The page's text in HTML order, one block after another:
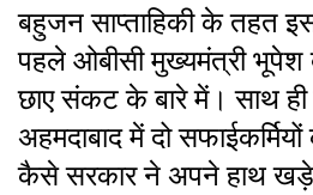
बहुजन साप्ताहिकी के तहत
पहले ओबीसी मुख्यमंत्री भूपेश
छाए संकट के बारे में। साथ
अहमदाबाद में दो
कैसे सरकार ने अपने हाथ